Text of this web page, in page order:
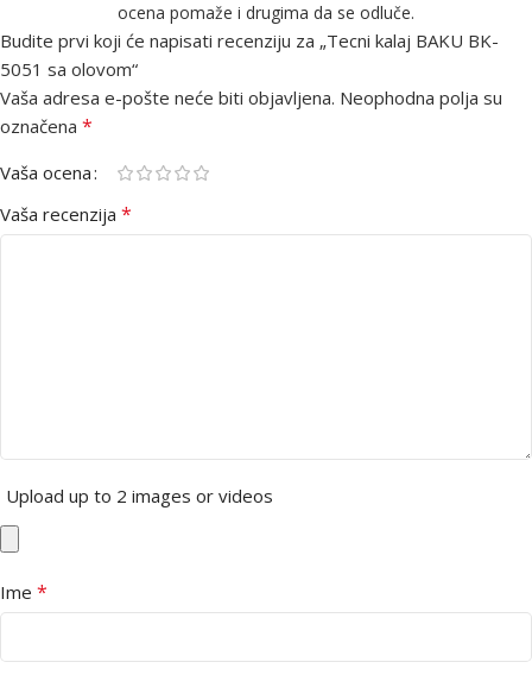
ocena pomaže i drugima da se odluče.
Budite prvi koji će napisati recenziju za „Tecni kalaj BAKU BK-
5051 sa olovom“
Vaša adresa e-pošte neće biti objavljena. Neophodna polja su
označena *
Vaša ocena
Vaša recenzija *
Upload up to 2 images or videos
Ime *